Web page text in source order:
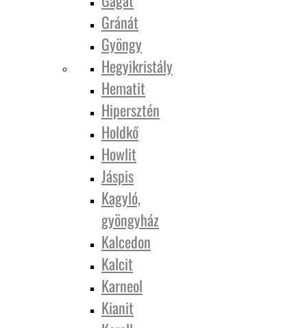
Gránát
Gyöngy
Hegyikristály
Hematit
Hipersztén
Holdkő
Howlit
Jáspis
Kagyló,
gyöngyház
Kalcedon
Kalcit
Karneol
Kianit